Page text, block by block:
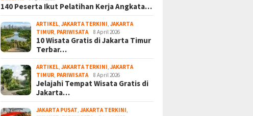
140 Peserta Ikut Pelatihan Kerja Angkata…
ARTIKEL ,JAKARTA TERKINI ,JAKARTA
TIMUR PARIWISATA 8 April 2026
10 Wisata Gratis di Jakarta Timur
Terbar…
ARTIKEL ,JAKARTA TERKINI ,JAKARTA
TIMUR PARIWISATA 8 April 2026
Jelajahi Tempat Wisata Gratis di
Jakarta…
JAKARTA PUSAT ,JAKARTA TERKINI